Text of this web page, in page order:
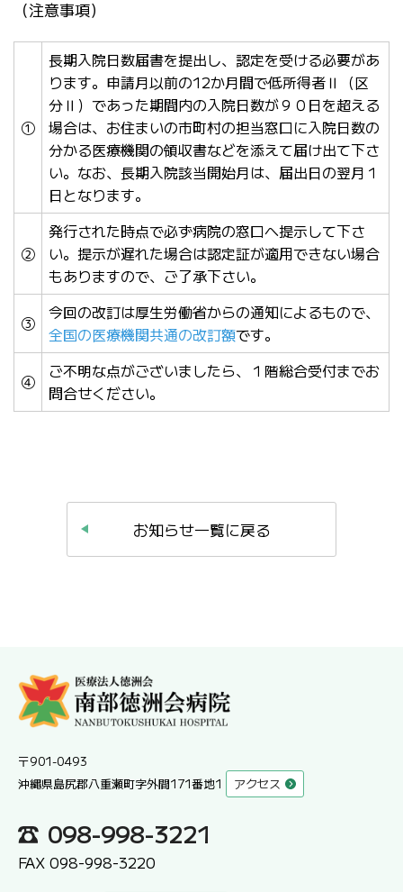
（注意事項）
①
長期入院日数届書を提出し、認定を受ける必要があ
ります。申請月以前の12か月間で低所得者Ⅱ（区
分Ⅱ）であった期間内の入院日数が９０日を超える
場合は、お住まいの市町村の担当窓口に入院日数の
分かる医療機関の領収書などを添えて届け出て下さ
い。なお、長期入院該当開始月は、届出日の翌月１
日となります。
②
発行された時点で必ず病院の窓口へ提示して下さ
い。提示が遅れた場合は認定証が適用できない場合
もありますので、ご了承下さい。
③
今回の改訂は厚生労働省からの通知によるもので、
全国の医療機関共通の改訂額です。
④
ご不明な点がございましたら、１階総合受付までお
問合せください。
お知らせ一覧に戻る
〒901-0493
沖縄県島尻郡八重瀬町字外間171番地1
アクセス
098-998-3221
FAX 098-998-3220